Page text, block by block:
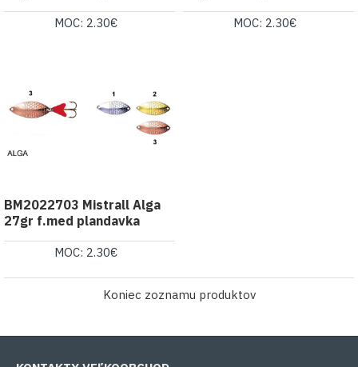
MOC: 2.30€ MOC: 2.30€
BM2022703 Mistrall Alga
27gr f.med plandavka
MOC: 2.30€
Koniec zoznamu produktov